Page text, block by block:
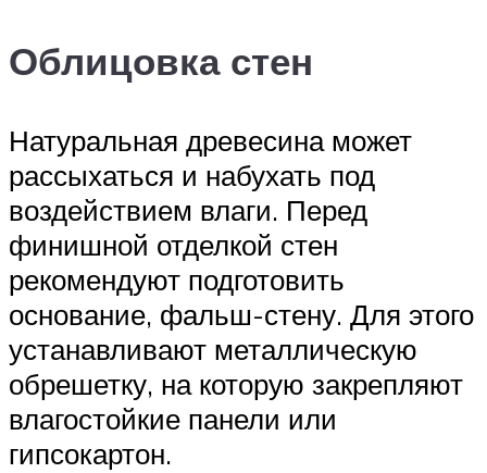
Облицовка стен
Натуральная древесина может
рассыхаться и набухать под
воздействием влаги. Перед
финишной отделкой стен
рекомендуют подготовить
основание, фальш-стену. Для этого
устанавливают металлическую
обрешетку, на которую закрепляют
влагостойкие панели или
гипсокартон.